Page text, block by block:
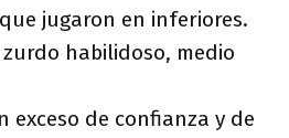
jugaron en inferiores.
habilidoso, medio
exceso de confianza y de